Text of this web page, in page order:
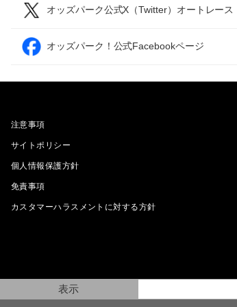
オッズパーク公式X（Twitter）オートレース
オッズパーク！公式Facebookページ
注意事項
サイトポリシー
個人情報保護方針
免責事項
カスタマーハラスメントに対する方針
表示